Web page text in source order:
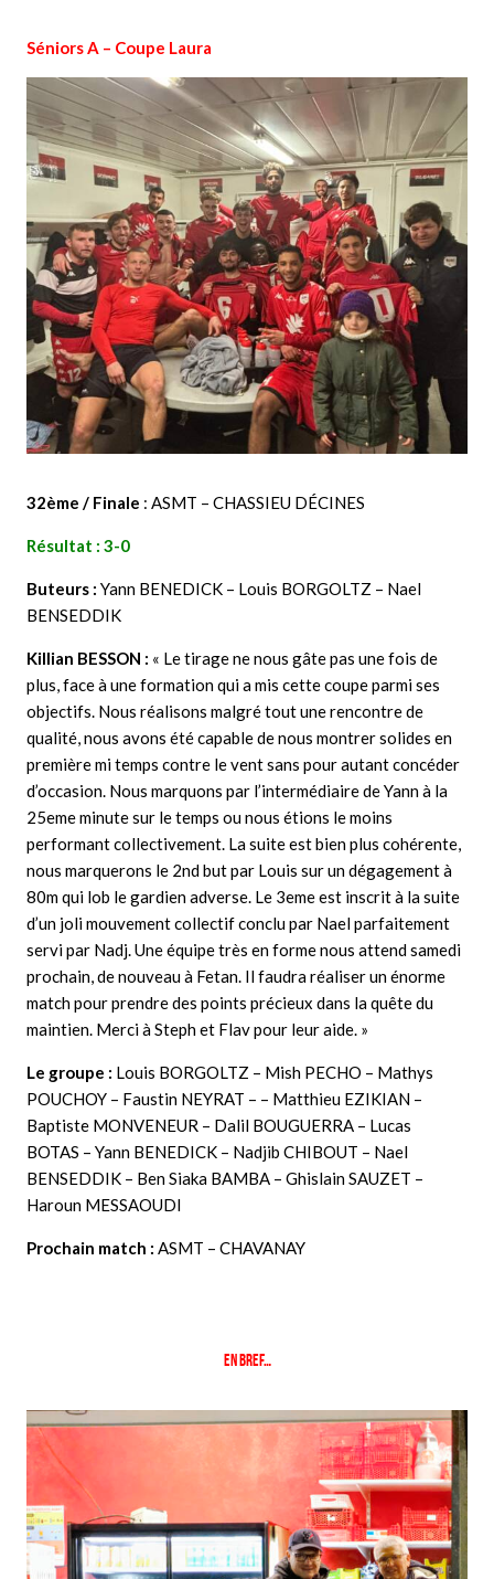
Séniors A – Coupe Laura
32ème / Finale : ASMT – CHASSIEU DÉCINES
Résultat : 3-0
Buteurs : Yann BENEDICK – Louis BORGOLTZ – Nael
BENSEDDIK
Killian BESSON : « Le tirage ne nous gâte pas une fois de
plus, face à une formation qui a mis cette coupe parmi ses
objectifs. Nous réalisons malgré tout une rencontre de
qualité, nous avons été capable de nous montrer solides en
première mi temps contre le vent sans pour autant concéder
d’occasion. Nous marquons par l’intermédiaire de Yann à la
25eme minute sur le temps ou nous étions le moins
performant collectivement. La suite est bien plus cohérente,
nous marquerons le 2nd but par Louis sur un dégagement à
80m qui lob le gardien adverse. Le 3eme est inscrit à la suite
d’un joli mouvement collectif conclu par Nael parfaitement
servi par Nadj. Une équipe très en forme nous attend samedi
prochain, de nouveau à Fetan. Il faudra réaliser un énorme
match pour prendre des points précieux dans la quête du
maintien. Merci à Steph et Flav pour leur aide. »
Le groupe : Louis BORGOLTZ – Mish PECHO – Mathys
POUCHOY – Faustin NEYRAT – – Matthieu EZIKIAN –
Baptiste MONVENEUR – Dalil BOUGUERRA – Lucas
BOTAS – Yann BENEDICK – Nadjib CHIBOUT – Nael
BENSEDDIK – Ben Siaka BAMBA – Ghislain SAUZET –
Haroun MESSAOUDI
Prochain match : ASMT – CHAVANAY
En bref…